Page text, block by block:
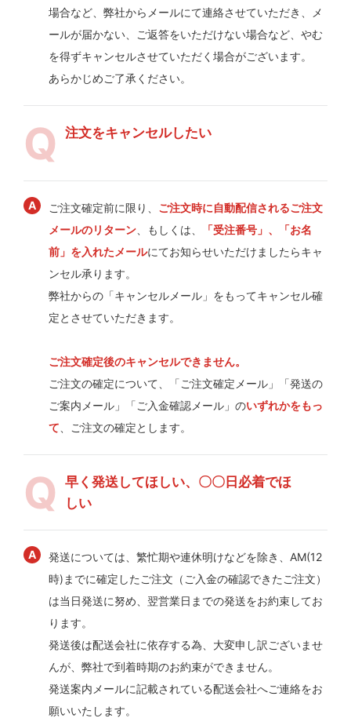
場合など、弊社からメールにて連絡させていただき、メ
ールが届かない、ご返答をいただけない場合など、やむ
を得ずキャンセルさせていただく場合がございます。
あらかじめご了承ください。
注文をキャンセルしたい
ご注文確定前に限り、 ご注文時に自動配信されるご注文
メールのリターン 、もしくは、
「受注番号」、「お名
前」を入れたメールにてお知らせいただけましたらキャ
ンセル承ります。
弊社からの「キャンセルメール」をもってキャンセル確
定とさせていただきます。
ご注文確定後のキャンセルできません。
ご注文の確定について、「ご注文確定メール」「発送の
ご案内メール」「ご入金確認メール」のいずれかをもっ
て 、ご注文の確定とします。
早く発送してほしい、〇〇日必着でほ
しい
発送については、繁忙期や連休明けなどを除き、AM(12
時)までに確定したご注文（ご入金の確認できたご注文）
は当日発送に努め、翌営業日までの発送をお約束してお
ります。
発送後は配送会社に依存する為、大変申し訳ございませ
んが、弊社で到着時期のお約束ができません。
発送案内メールに記載されている配送会社へご連絡をお
願いいたします。